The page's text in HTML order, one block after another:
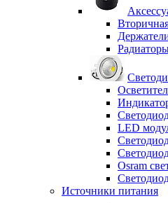
LED
Osram
Источники питания